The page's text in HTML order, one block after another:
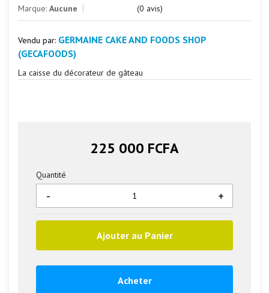
Marque: Aucune (0 avis)
Vendu par: GERMAINE CAKE AND FOODS SHOP
(GECAFOODS)
La caisse du décorateur de gâteau
225 000 FCFA
Quantité
+
-
Ajouter au Panier
Acheter